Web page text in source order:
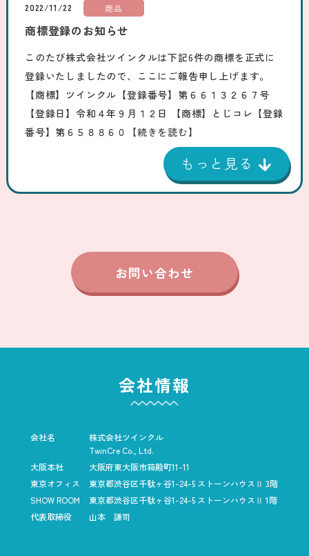
2022/11/22 商品
商標登録のお知らせ
このたび株式会社ツインクルは下記6件の商標を正式に
登録いたしましたので、ここにご報告申し上げます。
【商標】ツインクル【登録番号】第６６１３２６７号
【登録日】令和４年９月１２日 【商標】とじコレ【登録
番号】第６５８８６０
【続きを読む】
お問い合わせ
会社情報
会社名
株式会社ツインクル
TwinCre Co., Ltd.
大阪本社
大阪府東大阪市箱殿町11-11
東京オフィス
東京都渋谷区千駄ヶ谷1-24-5 ストーンハウスⅡ 3階
SHOW ROOM
東京都渋谷区千駄ヶ谷1-24-5 ストーンハウスⅡ 1階
代表取締役
山本 謙司